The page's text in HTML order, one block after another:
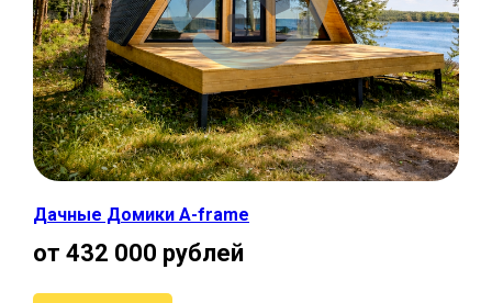
Дачные Домики A-frame
от 432 000 рублей